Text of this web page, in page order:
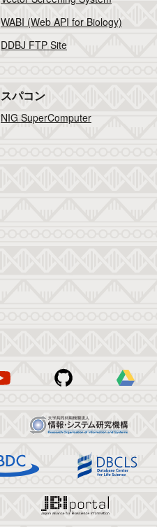
WABI (Web API for Biology)
DDBJ FTP Site
スパコン
NIG SuperComputer